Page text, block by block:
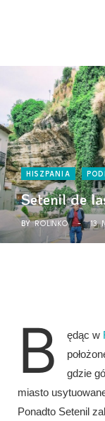
HISZPANIA
Setenil de
BY ROLINKO 13
B ędąc w
gdzie
miasto
Ponadto Setenil